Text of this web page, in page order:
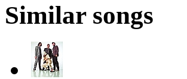
Similar songs